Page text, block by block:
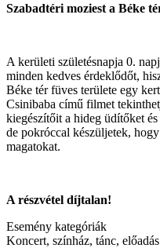
Szabadtéri moziest a Béke
A kerületi születésnapja 0.
minden kedves érdeklődőt,
Béke tér füves területe egy
Csinibaba című filmet
kiegészítőit a hideg üdítőket
de pokróccal készüljetek,
magatokat.
A részvétel díjtalan!
Esemény kategóriák
Koncert, színház, tánc, előadás